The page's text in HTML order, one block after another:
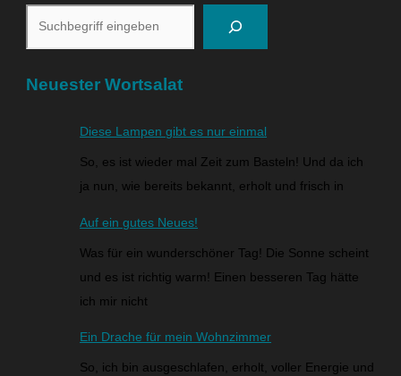
Neuester Wortsalat
Diese Lampen gibt es nur einmal
So, es ist wieder mal Zeit zum Basteln! Und da ich
ja nun, wie bereits bekannt, erholt und frisch in
Auf ein gutes Neues!
Was für ein wunderschöner Tag! Die Sonne scheint
und es ist richtig warm! Einen besseren Tag hätte
ich mir nicht
Ein Drache für mein Wohnzimmer
So, ich bin ausgeschlafen, erholt, voller Energie und